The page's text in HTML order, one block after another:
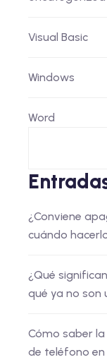
Visual Basic
Windows
Word
¿Conviene
cuándo
¿Qué
qué ya no son
Cómo saber
de teléfono en